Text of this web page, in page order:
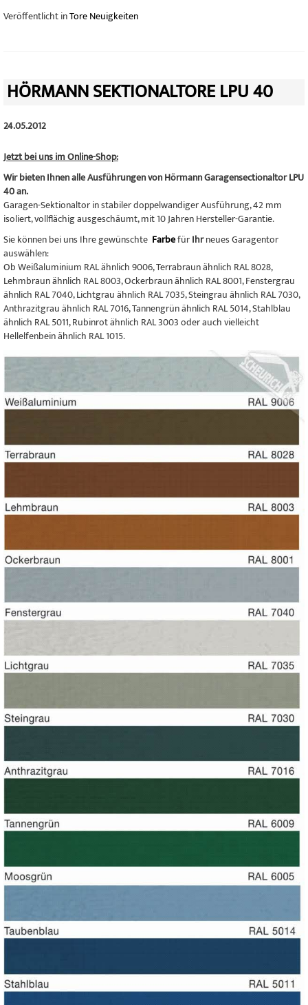
Veröffentlicht inTore Neuigkeiten
HÖRMANN SEKTIONALTORE LPU 40
24.05.2012
Jetzt bei uns im Online-Shop:
Wir bieten Ihnen alle Ausführungen von Hörmann Garagensectionaltor LPU
40 an.
Garagen-Sektionaltor in stabiler doppelwandiger Ausführung, 42 mm
isoliert, vollflächig ausgeschäumt, mit 10 Jahren Hersteller-Garantie.
Sie können bei uns Ihre gewünschte FarbefürIhrneues Garagentor
auswählen:
Ob Weißaluminium RAL ähnlich 9006, Terrabraun ähnlich RAL 8028,
Lehmbraun ähnlich RAL 8003, Ockerbraun ähnlich RAL 8001, Fenstergrau
ähnlich RAL 7040, Lichtgrau ähnlich RAL 7035, Steingrau ähnlich RAL 7030,
Anthrazitgrau ähnlich RAL 7016, Tannengrün ähnlich RAL 5014, Stahlblau
ähnlich RAL 5011, Rubinrot ähnlich RAL 3003 oder auch vielleicht
Hellelfenbein ähnlich RAL 1015.